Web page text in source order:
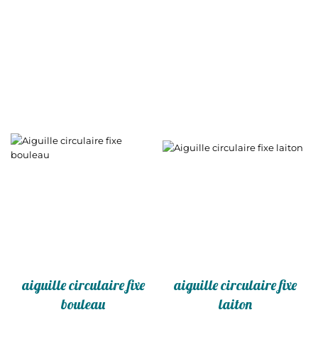
aiguille circulaire fixe
bouleau
aiguille circulaire fixe
laiton